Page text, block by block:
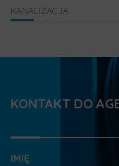
KANALIZACJA
KONTAKT DO
IMIĘ